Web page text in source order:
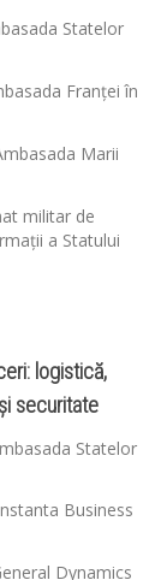
Statelor
Franței în
Marii
militar de
a Statului
logistică,
securitate
Statelor
Business
Dynamics